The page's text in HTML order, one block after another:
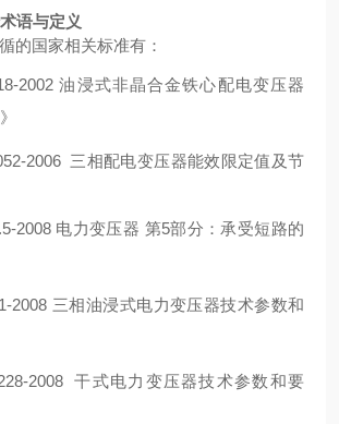
语与定义
的国家相关标准有：
2002 油浸式非晶合金铁心配电变压器
2006 三相配电变压器能效限定值及节
2008 电力变压器 第5部分：承受短路的
2008 三相油浸式电力变压器技术参数和
2008 干式电力变压器技术参数和要